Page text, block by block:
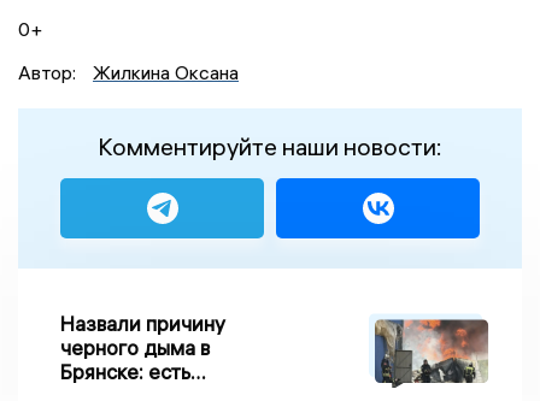
0+
Автор:
Жилкина Оксана
Комментируйте наши новости:
Назвали причину
черного дыма в
Брянске: есть